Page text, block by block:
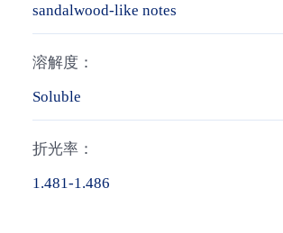
sandalwood-like notes
溶解度：
Soluble
折光率：
1.481-1.486